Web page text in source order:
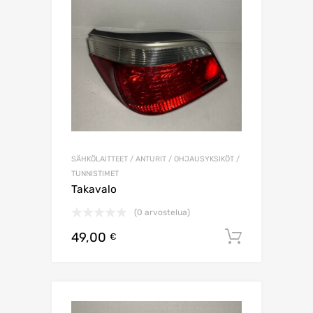
SÄHKÖLAITTEET / ANTURIT / OHJAUSYKSIKÖT /
TUNNISTIMET
Takavalo
(0 arvostelua)
49,00 €